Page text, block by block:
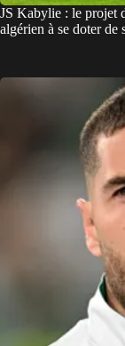
JS Kabylie : le projet
algérien à se doter de